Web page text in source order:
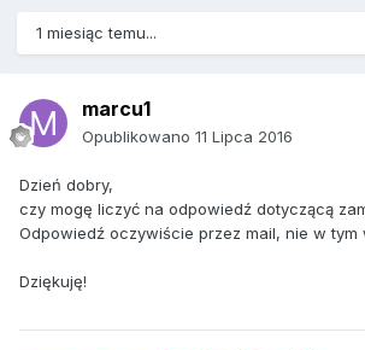
1 miesiąc temu...
marcu1
Opublikowano 11 Lipca 2016
Dzień dobry,
czy mogę liczyć na odpowiedź dotyczącą
Odpowiedź oczywiście przez mail, nie w tym
Dziękuję!